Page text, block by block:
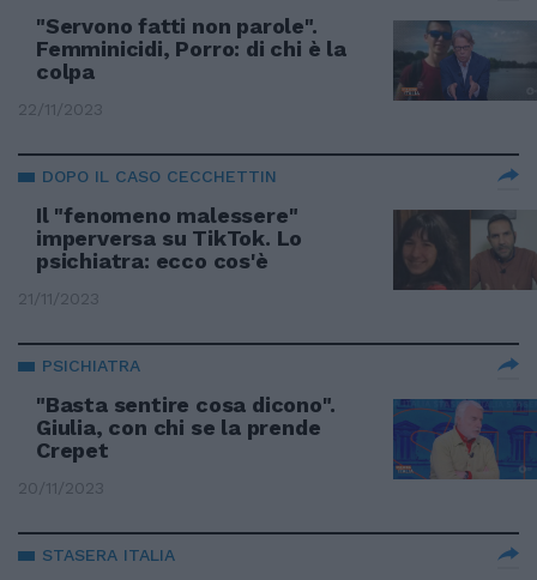
"Servono fatti non parole".
Femminicidi, Porro: di chi è la
colpa
22/11/2023
DOPO IL CASO CECCHETTIN
Il "fenomeno malessere"
imperversa su TikTok. Lo
psichiatra: ecco cos'è
21/11/2023
PSICHIATRA
"Basta sentire cosa dicono".
Giulia, con chi se la prende
Crepet
20/11/2023
STASERA ITALIA